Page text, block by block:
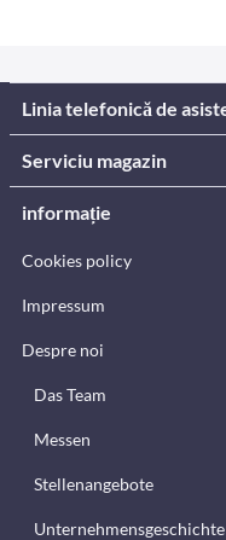
Linia telefonică de
Serviciu magazin
informație
Cookies policy
Impressum
Despre noi
Das Team
Messen
Stellenangebote
Unternehmensgeschichte